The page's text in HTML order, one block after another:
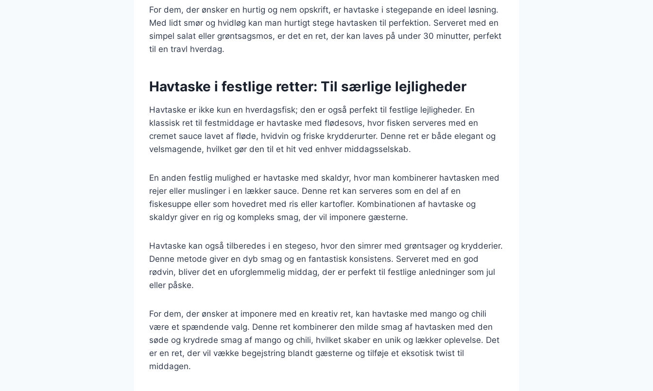
For dem, der ønsker en hurtig og nem opskrift, er havtaske i stegepande en ideel løsning.
Med lidt smør og hvidløg kan man hurtigt stege havtasken til perfektion. Serveret med en
simpel salat eller grøntsagsmos, er det en ret, der kan laves på under 30 minutter, perfekt
til en travl hverdag.
Havtaske i festlige retter: Til særlige lejligheder
Havtaske er ikke kun en hverdagsfisk; den er også perfekt til festlige lejligheder. En
klassisk ret til festmiddage er havtaske med flødesovs, hvor fisken serveres med en
cremet sauce lavet af fløde, hvidvin og friske krydderurter. Denne ret er både elegant og
velsmagende, hvilket gør den til et hit ved enhver middagsselskab.
En anden festlig mulighed er havtaske med skaldyr, hvor man kombinerer havtasken med
rejer eller muslinger i en lækker sauce. Denne ret kan serveres som en del af en
fiskesuppe eller som hovedret med ris eller kartofler. Kombinationen af havtaske og
skaldyr giver en rig og kompleks smag, der vil imponere gæsterne.
Havtaske kan også tilberedes i en stegeso, hvor den simrer med grøntsager og krydderier.
Denne metode giver en dyb smag og en fantastisk konsistens. Serveret med en god
rødvin, bliver det en uforglemmelig middag, der er perfekt til festlige anledninger som jul
eller påske.
For dem, der ønsker at imponere med en kreativ ret, kan havtaske med mango og chili
være et spændende valg. Denne ret kombinerer den milde smag af havtasken med den
søde og krydrede smag af mango og chili, hvilket skaber en unik og lækker oplevelse. Det
er en ret, der vil vække begejstring blandt gæsterne og tilføje et eksotisk twist til
middagen.